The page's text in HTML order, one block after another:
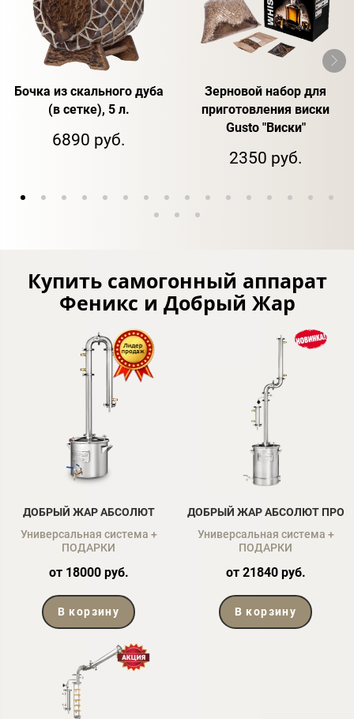
Бочка из скального дуба
(в сетке), 5 л.
6890 руб.
Зерновой набор для
приготовления виски
Gusto "Виски"
2350 руб.
Купить самогонный аппарат
Феникс и Добрый Жар
ДОБРЫЙ ЖАР АБСОЛЮТ
Универсальная система +
ПОДАРКИ
от 18000 руб.
В корзину
ДОБРЫЙ ЖАР АБСОЛЮТ ПРО
Универсальная система +
ПОДАРКИ
от 21840 руб.
В корзину